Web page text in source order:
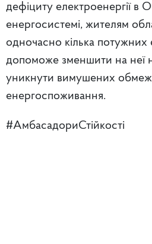
дефіциту електроенергії в
енергосистемі, жителям
одночасно кілька потужних
допоможе зменшити на неї
уникнути вимушених
енергоспоживання.
#АмбасадориСтійкості